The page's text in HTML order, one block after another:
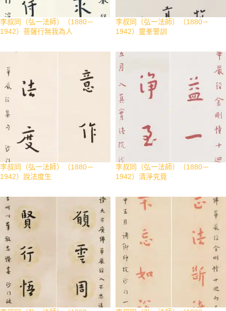
李叔同（弘一法師）（1880－
1942）菩薩行無我為人
李叔同（弘一法師）（1880－
1942）靈峯警訓
李叔同（弘一法師）（1880－
1942）說法度生
李叔同（弘一法師）（1880－
1942）清淨究竟